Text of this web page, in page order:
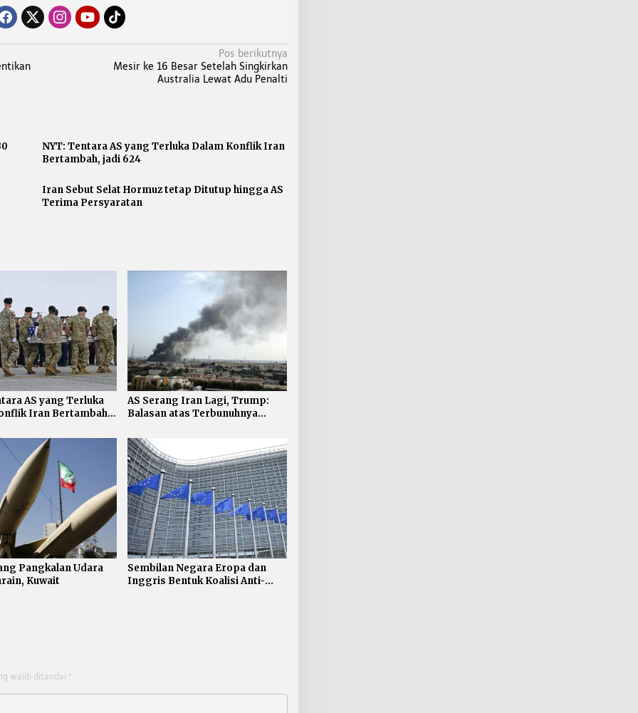
Pos berikutnya
Mesir ke 16 Besar Setelah Singkirkan
Australia Lewat Adu Penalti
NYT: Tentara AS yang Terluka Dalam Konflik Iran
Bertambah, jadi 624
Iran Sebut Selat Hormuz tetap Ditutup hingga AS
Terima Persyaratan
AS yang Terluka
Iran Bertambah,
AS Serang Iran Lagi, Trump:
Balasan atas Terbunuhnya
Pangkalan Udara
Kuwait
Sembilan Negara Eropa dan
Inggris Bentuk Koalisi Anti-
wajib ditandai *